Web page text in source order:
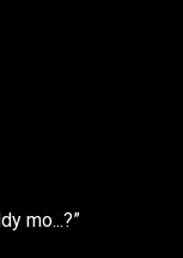
mo...?”